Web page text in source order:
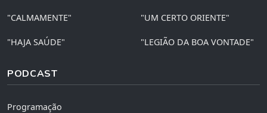
"CALMAMENTE" "UM CERTO ORIENTE"
"HAJA SAÚDE" "LEGIÃO DA BOA VONTADE"
PODCAST
Programação